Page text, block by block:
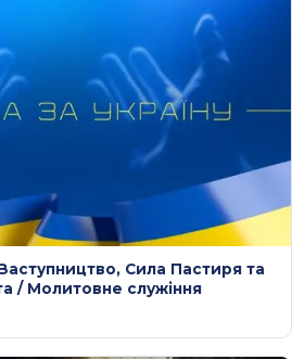
Сила Пастиря та
/ Молитовне служіння